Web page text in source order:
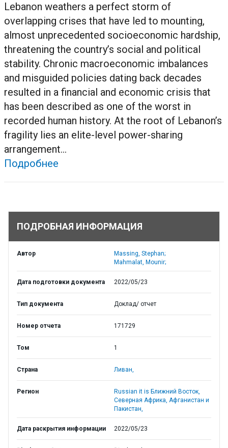
Lebanon weathers a perfect storm of
overlapping crises that have led to mounting,
almost unprecedented socioeconomic hardship,
threatening the country’s social and political
stability. Chronic macroeconomic imbalances
and misguided policies dating back decades
resulted in a financial and economic crisis that
has been described as one of the worst in
recorded human history. At the root of Lebanon’s
fragility lies an elite-level power-sharing
arrangement...
Подробнее
ПОДРОБНАЯ ИНФОРМАЦИЯ
Автор
Massing, Stephan;
Mahmalat, Mounir;
Дата подготовки документа 2022/05/23
Тип документа Доклад/ отчет
Номер отчета 171729
Том 1
Страна Ливан,
Регион
Russian it is Ближний Восток,
Северная Африка, Афганистан и
Пакистан,
Дата раскрытия информации 2022/05/23